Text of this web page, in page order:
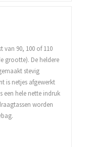
van 90, 100 of 110
grootte). De heldere
stevig
is netjes afgewerkt
een hele nette indruk
worden